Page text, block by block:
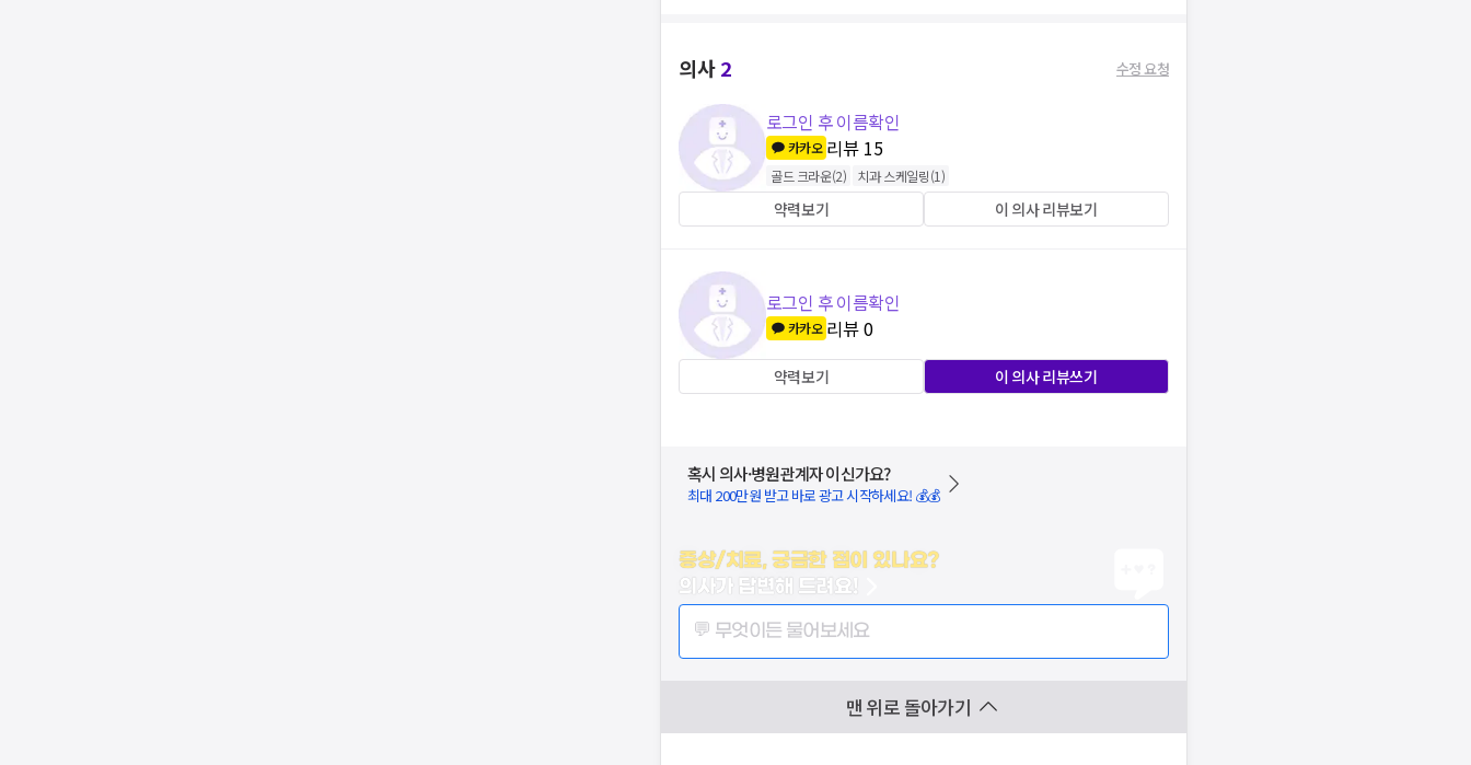
의사2 수정 요청
로그인 후 이름확인
카카오 리뷰 15
골드 크라운(2) 치과 스케일링(1)
약력보기 이 의사 리뷰보기
로그인 후 이름확인
카카오 리뷰0
약력보기 이 의사 리뷰쓰기
혹시 의사·병원관계자 이신가요?
최대 200만원 받고 바로 광고 시작하세요! 💰💰
증상/치료, 궁금한 점이 있나요?
의사가 답변해 드려요!
💬 무엇이든 물어보세요
맨 위로 돌아가기